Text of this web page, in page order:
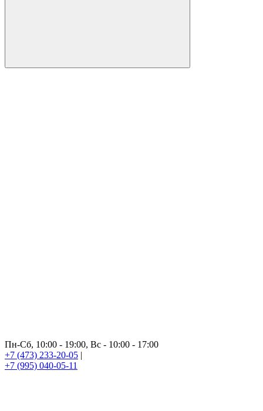
Пн-Сб, 10:00 - 19:00, Вс - 10:00 - 17:00
+7 (473) 233-20-05
+7 (995) 040-05-11